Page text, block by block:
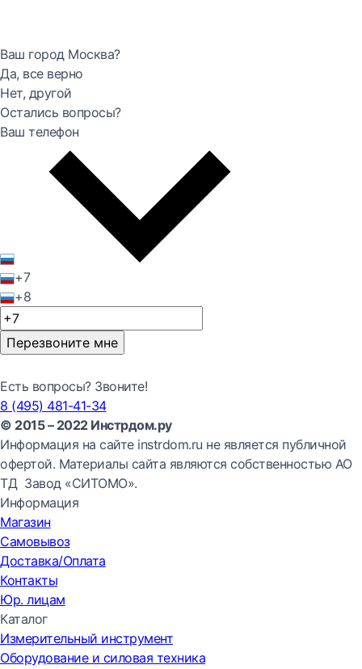
Ваш город Москва?
Да, все верно
Нет, другой
Остались вопросы?
Ваш телефон
+7
+8
Перезвоните мне
Есть вопросы? Звоните!
8 (495) 481-41-34
© 2015 – 2022 Инстрдом.ру
Информация на сайте instrdom.ru не является публичной
офертой. Материалы сайта являются собственностью АО
ТД Завод «СИТОМО».
Информация
Магазин
Самовывоз
Доставка/Оплата
Контакты
Юр. лицам
Каталог
Измерительный инструмент
Оборудование и силовая техника